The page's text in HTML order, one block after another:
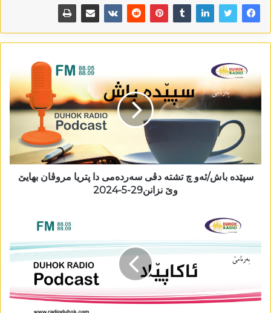
سپێدە باش/ئەو چ تشتە دڤی سەردەمی دا پتریا مروڤان بھایێ
وێ نزانن29-5-2024